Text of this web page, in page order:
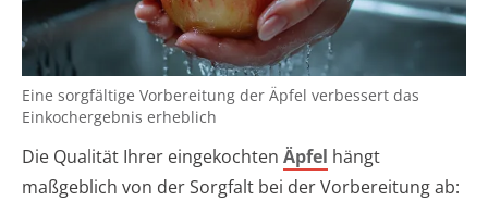
Eine sorgfältige Vorbereitung der Äpfel verbessert das
Einkochergebnis erheblich
Die Qualität Ihrer eingekochten Äpfel hängt
maßgeblich von der Sorgfalt bei der Vorbereitung ab: